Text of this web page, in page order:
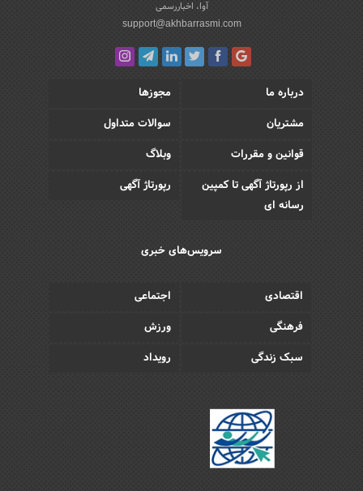
آوا، اخباررسمی
support@akhbarrasmi.com
درباره ما
مجوزها
مشتریان
سوالات متداول
قوانین و مقررات
وبلاگ
از رپورتاژ آگهی تا کمپین
رسانه ای
رپورتاژ آگهی
سرویس‌های خبری
اقتصادی
اجتماعی
فرهنگی
ورزش
سبک زندگی
رویداد